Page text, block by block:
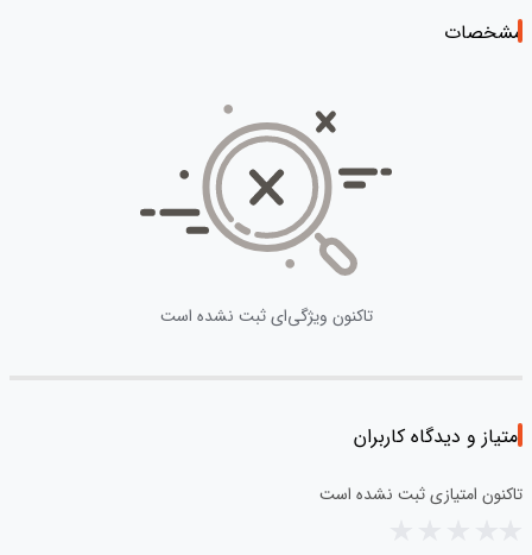
مشخصات
تاکنون ویژگی‌ای ثبت نشده است
امتیاز و دیدگاه کاربران
تاکنون امتیازی ثبت نشده است